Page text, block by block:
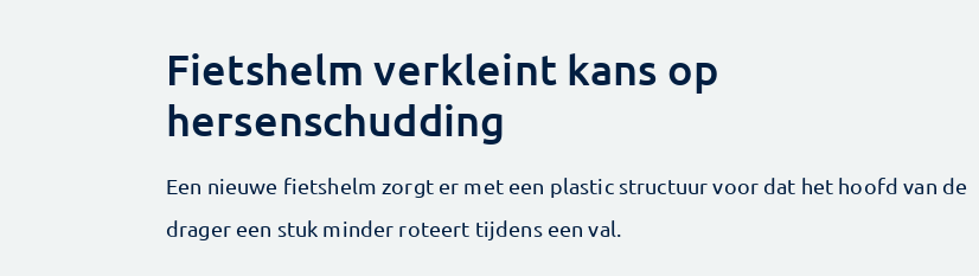
Fietshelm verkleint kans op
hersenschudding
Een nieuwe fietshelm zorgt er met een plastic structuur voor dat het hoofd van de
drager een stuk minder roteert tijdens een val.